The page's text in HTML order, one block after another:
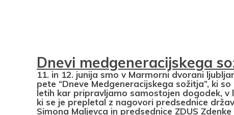
Dnevi medgeneracijskega
11. in 12. junija smo v Marmorni dvorani
pete “Dneve Medgeneracijskega sožitja”, ki
letih kar pripravljamo samostojen dogodek, v
ki se je prepletal z nagovori predsednice
Simona Maljevca in predsednice ZDUS